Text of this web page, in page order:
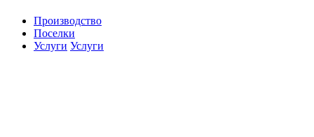
Производство
Поселки
Услуги Услуги